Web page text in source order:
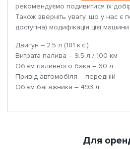
рекомендуємо подивитися їх
Також зверніть увагу, що у нас є
доступна) модифікація цієї
Двигун – 2.5 л (181 к.с.)
Витрата палива – 9.5 л / 100 км
Об’єм паливного бака – 60 л
Привід автомобіля – передній
Об’єм багажника – 493 л
Для